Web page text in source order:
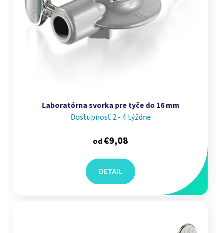
Laboratórna svorka pre tyče do 16 mm
Dostupnosť 2 - 4 týždne
od€9,08
DETAIL